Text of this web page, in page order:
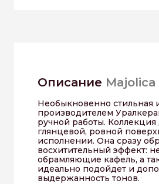
Описание Majolica
Необыкновенно стильная
производителем
ручной работы.
глянцевой, ровной
исполнении. Она сразу
восхитительный эффект:
обрамляющие кафель, а
идеально подойдет и
выдержанность тонов.